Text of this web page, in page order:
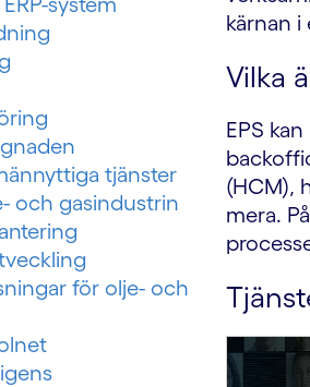
tjänster
och gasindustrin
för olje- och
kärnan i
Vilka
EPS
(HCM),
mera.